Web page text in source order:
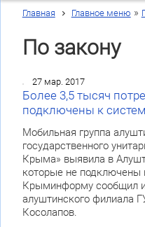
Главная Главное меню »
По закону
27 мар. 2017
Более 3,5 тысяч
подключены к
Мобильная группа
государственного
Крыма» выявила в
которые не подключены
Крыминформу сообщил
алуштинского филиала
Косолапов.